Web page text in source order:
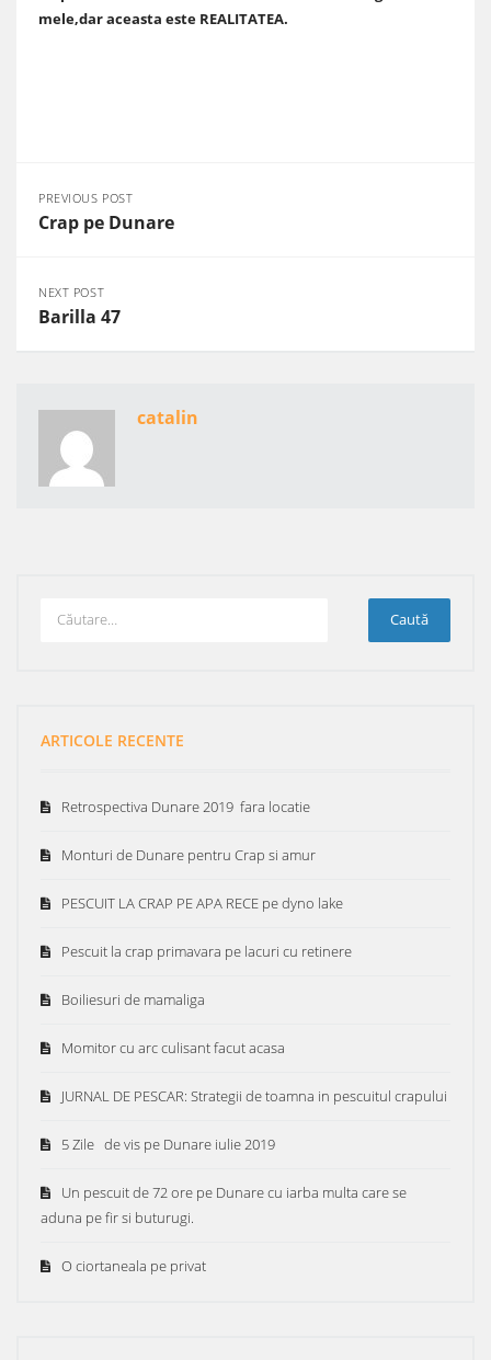
mele,dar aceasta este REALITATEA.
PREVIOUS POST
Crap pe Dunare
NEXT POST
Barilla 47
catalin
ARTICOLE RECENTE
Retrospectiva Dunare 2019 fara locatie
Monturi de Dunare pentru Crap si amur
PESCUIT LA CRAP PE APA RECE pe dyno lake
Pescuit la crap primavara pe lacuri cu retinere
Boiliesuri de mamaliga
Momitor cu arc culisant facut acasa
JURNAL DE PESCAR: Strategii de toamna in pescuitul crapului
5 Zile de vis pe Dunare iulie 2019
Un pescuit de 72 ore pe Dunare cu iarba multa care se
aduna pe fir si buturugi.
O ciortaneala pe privat